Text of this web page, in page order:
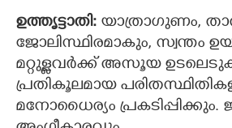
ഉത്തൃട്ടാതി: യാത്രാഗുണം,
ജോലിസ്ഥിരമാകും, സ്വന്തം
മറ്റുള്ളവര്‍ക്ക് അസൂയ
പ്രതികൂലമായ
മനോധൈര്യം പ്രകടിപ്പിക്കും.